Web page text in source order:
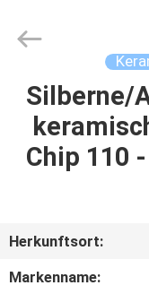
HEIM
PRODUKTE
UNS
Reserved.Silberne/
Chip 110
Herkunftsort:
Markenname: